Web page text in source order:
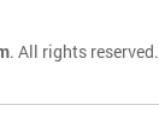
. All rights reserved.